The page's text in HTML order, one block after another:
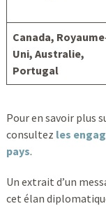
Canada,
Uni, Australie,
Portugal
Pour en savoir plus
consultez les
pays.
Un extrait d’un
cet élan